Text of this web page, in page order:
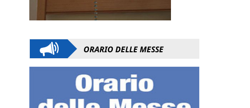
ORARIO DELLE MESSE